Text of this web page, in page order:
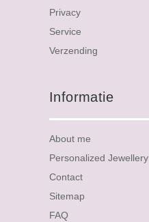
Privacy
Service
Verzending
Informatie
About me
Personalized Jewellery
Contact
Sitemap
FAQ